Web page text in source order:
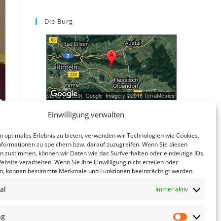
Einwilligung verwalten
optimales Erlebnis zu bieten, verwenden wir Technologien wie Cookies,
zu speichern bzw. darauf zuzugreifen. Wenn Sie diesen
zustimmen, können wir Daten wie das Surfverhalten oder eindeutige IDs
verarbeiten. Wenn Sie Ihre Einwilligung nicht erteilen oder
können bestimmte Merkmale und Funktionen beeinträchtigt werden.
Immer aktiv
Die Burg
Kontakt
Datenschutzerklärung
Impressum